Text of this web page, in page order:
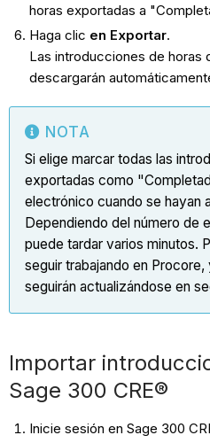
horas exportadas a
Haga clic en Exportar.
Las introducciones de horas
descargarán
NOTA
Si elige marcar todas las
exportadas como
electrónico cuando se hayan
Dependiendo del número de
puede tardar varios minutos.
seguir trabajando en
seguirán actualizándose en
Importar
Sage 300 CRE®
Inicie sesión en Sage 300